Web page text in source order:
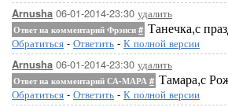
Arnusha 06-01-2014-23:30 удалить
Ответ на комментарий Фрэнси # Танечка,с
Обратиться - Ответить - К полной версии
Arnusha 06-01-2014-23:30 удалить
Ответ на комментарий СА-МАРА # Тамара,с
Обратиться - Ответить - К полной версии